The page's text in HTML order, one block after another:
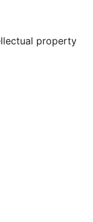
property